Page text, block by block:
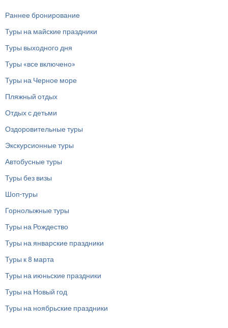
Раннее бронирование
Туры на майские праздники
Туры выходного дня
Туры «все включено»
Туры на Черное море
Пляжный отдых
Отдых с детьми
Оздоровительные туры
Экскурсионные туры
Автобусные туры
Туры без визы
Шоп-туры
Горнолыжные туры
Туры на Рождество
Туры на январские праздники
Туры к 8 марта
Туры на июньские праздники
Туры на Новый год
Туры на ноябрьские праздники